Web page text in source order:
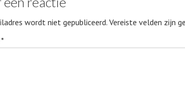
wordt niet gepubliceerd. Vereiste velden zijn
*